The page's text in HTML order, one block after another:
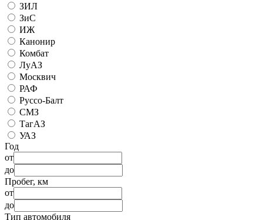
ЗИЛ
ЗиС
ИЖ
Канонир
Комбат
ЛуАЗ
Москвич
РАФ
Руссо-Балт
СМЗ
ТагАЗ
УАЗ
Год
от
до
Пробег, км
от
до
Тип автомобиля